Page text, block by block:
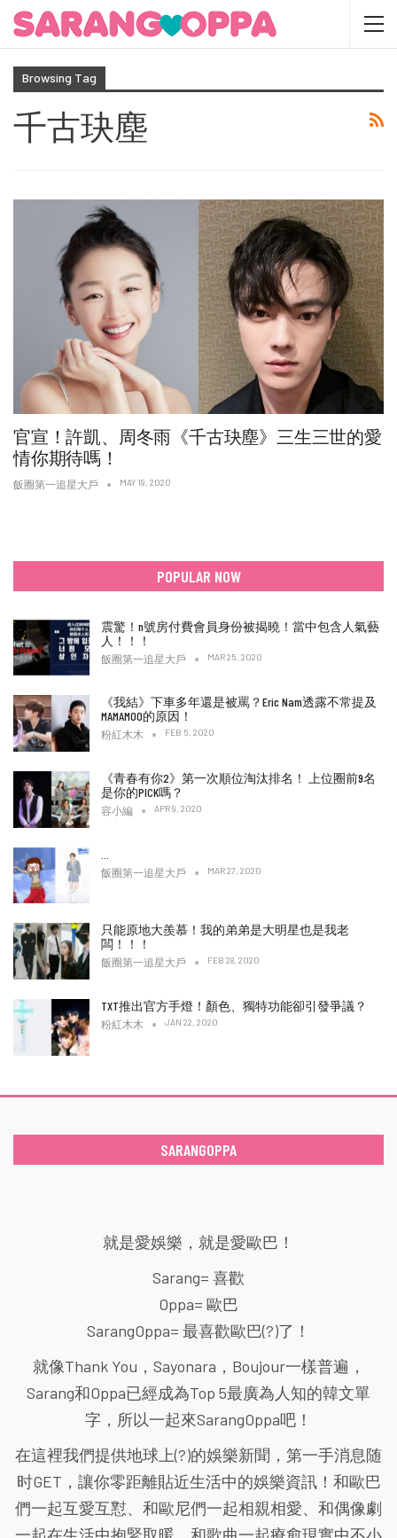
Browsing Tag
千古玦塵
官宣！許凱、周冬雨《千古玦塵》三生三世的愛
情你期待嗎！
飯圈第一追星大戶 MAY 19, 2020
POPULAR NOW
震驚！n號房付費會員身份被揭曉！當中包含人氣藝
人！！！
飯圈第一追星大戶 MAR 25, 2020
《我結》下車多年還是被罵？Eric Nam透露不常提及
MAMAMOO的原因！
粉紅木木 FEB 5, 2020
《青春有你2》第一次順位淘汰排名！ 上位圈前9名
是你的PICK嗎？
容小編 APR 9, 2020
飯圈第一追星大戶 MAR 27, 2020
只能原地大羨慕！我的弟弟是大明星也是我老
闆！！！
飯圈第一追星大戶 FEB 28, 2020
TXT推出官方手燈！顏色、獨特功能卻引發爭議？
粉紅木木 JAN 22, 2020
SARANGOPPA
就是愛娛樂，就是愛歐巴！
Sarang= 喜歡
Oppa= 歐巴
SarangOppa= 最喜歡歐巴(?)了！
就像Thank You，Sayonara，Boujour一樣普遍，
Sarang和Oppa已經成為Top 5最廣為人知的韓文單
字，所以一起來SarangOppa吧！
在這裡我們提供地球上(?)的娛樂新聞，第一手消息随
时GET，讓你零距離貼近生活中的娛樂資訊！和歐巴
們一起互愛互懟、和歐尼們一起相親相愛、和偶像劇